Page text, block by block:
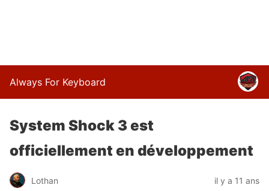
Always For Keyboard
System Shock 3 est
officiellement en développement
Lothan il y a 11 ans